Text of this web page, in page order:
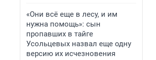
«Они всё еще в лесу, и им
нужна помощь»: сын
пропавших в тайге
Усольцевых назвал еще одну
версию их исчезновения